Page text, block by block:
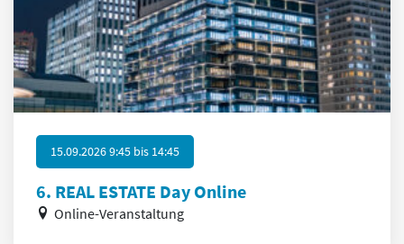
15.09.2026 9:45 bis 14:45
6. REAL ESTATE Day Online
Online-Veranstaltung